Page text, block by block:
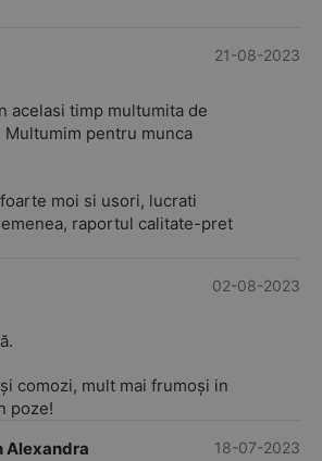
21-08-2023
acelasi timp multumita de
Multumim pentru munca
moi si usori, lucrati
raportul calitate-pret
02-08-2023
comozi, mult mai frumoși in
poze!
Alexandra
18-07-2023